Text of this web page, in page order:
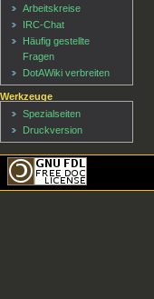
Arbeitskreise
IRC-Chat
Häufig gestellte
Fragen
DotAWiki verbreiten
Werkzeuge
Spezialseiten
Druckversion